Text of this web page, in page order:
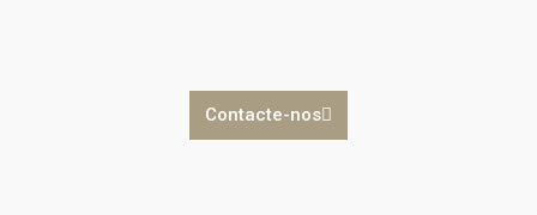
Contacte-nos